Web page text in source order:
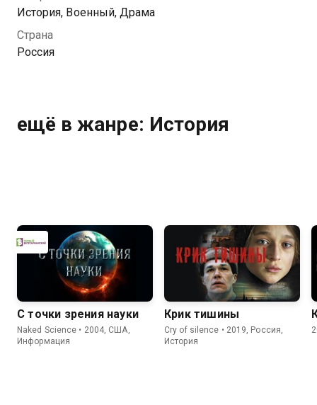
Посмотреть онлайн 1 сезон сериала По зову сердца
вы можете совершенно бесплатно в хорошем HD
качестве на МетроТВ
История, Военный, Драма
Страна
Россия
ещё в жанре: История
С точки зрения науки
Naked Science • 2004, США,
Информация
Крик тишины
Cry of silence • 2019, Россия,
История